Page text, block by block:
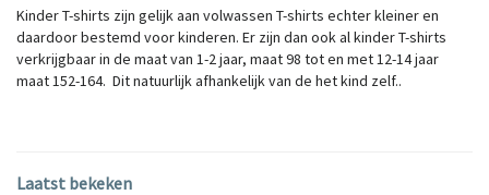
Kinder T-shirts zijn gelijk aan volwassen T-shirts echter kleiner en
daardoor bestemd voor kinderen. Er zijn dan ook al kinder T-shirts
verkrijgbaar in de maat van 1-2 jaar, maat 98 tot en met 12-14 jaar
maat 152-164. Dit natuurlijk afhankelijk van de het kind zelf..
Laatst bekeken